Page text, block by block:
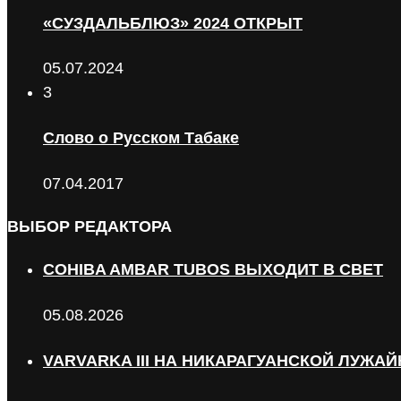
«СУЗДАЛЬБЛЮЗ» 2024 ОТКРЫТ
05.07.2024
3
Слово о Русском Табаке
07.04.2017
ВЫБОР РЕДАКТОРА
COHIBA AMBAR TUBOS ВЫХОДИТ В СВЕТ
05.08.2026
VARVARKA III НА НИКАРАГУАНСКОЙ